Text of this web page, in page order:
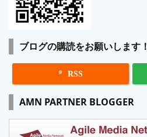
ブログの購読をお願いします！
 RSS
AMN PARTNER BLOGGER